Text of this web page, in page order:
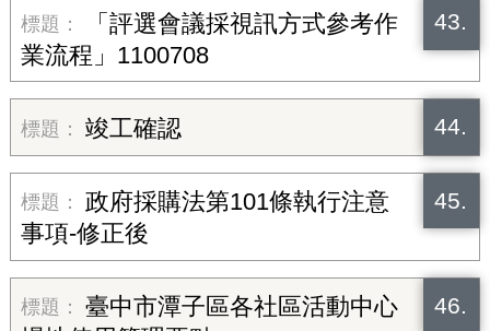
43.
「評選會議採視訊方式參考作
業流程」1100708
44.
竣工確認
45.
政府採購法第101條執行注意
事項-修正後
46.
臺中市潭子區各社區活動中心